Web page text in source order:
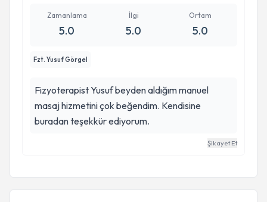
Zamanlama
5.0
İlgi
5.0
Ortam
5.0
Fzt. Yusuf Görgel
Fizyoterapist Yusuf beyden aldığım manuel
masaj hizmetini çok beğendim. Kendisine
buradan teşekkür ediyorum.
Şikayet Et